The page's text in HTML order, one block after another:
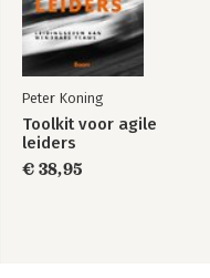
Peter Koning
Toolkit voor agile
leiders
€ 38,95